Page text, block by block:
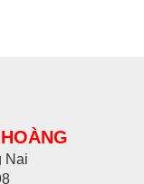
Nai